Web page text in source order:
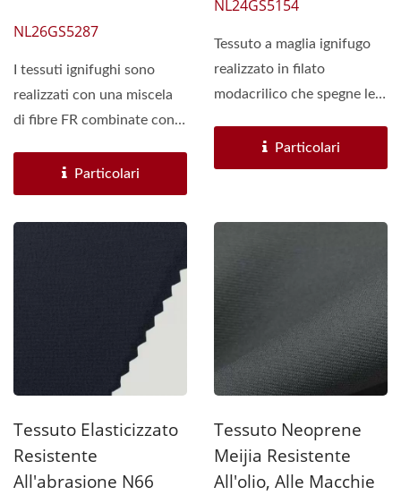
NL26GS5287
I tessuti ignifughi sono
realizzati con una miscela
di fibre FR combinate con
Particolari
NL24GS5154
Tessuto a maglia ignifugo
realizzato in filato
modacrilico che spegne le
combustione...Particolari
Tessuto Elasticizzato
Resistente
All'abrasione N66
Tessuto Neoprene
Meijia Resistente
All'olio, Alle Macchie